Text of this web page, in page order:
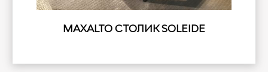
MAXALTO СТОЛИК SOLEIDE